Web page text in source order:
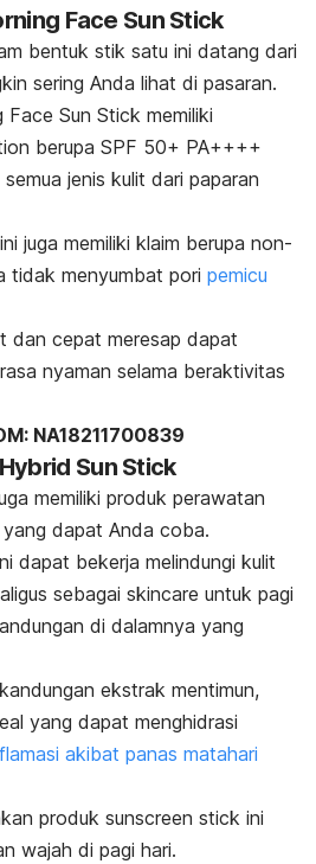
Face Sun Stick
bentuk stik satu ini datang dari
sering Anda lihat di pasaran.
Sun Stick memiliki
berupa SPF 50+ PA++++
jenis kulit dari paparan
juga memiliki klaim berupa non-
tidak menyumbat pori pemicu
dan cepat meresap dapat
nyaman selama beraktivitas
NA18211700839
Sun Stick
memiliki produk perawatan
yang dapat Anda coba.
dapat bekerja melindungi kulit
sebagai skincare untuk pagi
di dalamnya yang
ekstrak mentimun,
yang dapat menghidrasi
akibat panas matahari
produk sunscreen stick ini
wajah di pagi hari.